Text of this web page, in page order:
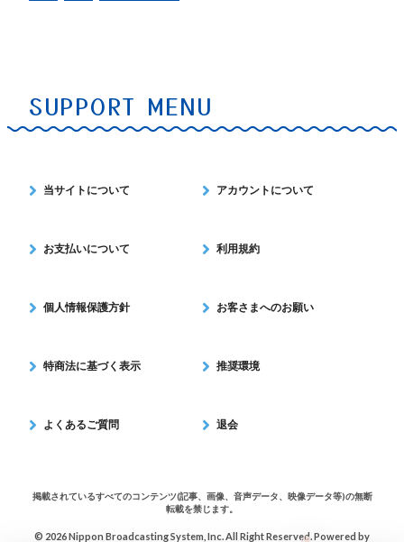
SUPPORT MENU
当サイトについて アカウントについて
お支払いについて 利用規約
個人情報保護方針 お客さまへのお願い
特商法に基づく表示 推奨環境
よくあるご質問 退会
掲載されているすべてのコンテンツ(記事、画像、音声データ、映像データ等)の無断
転載を禁じます。
© 2026 Nippon Broadcasting System, Inc. All Right Reserved. Powered by